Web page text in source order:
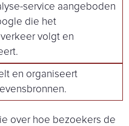
service aangeboden
die het
volgt en
en organiseert
over hoe bezoekers de